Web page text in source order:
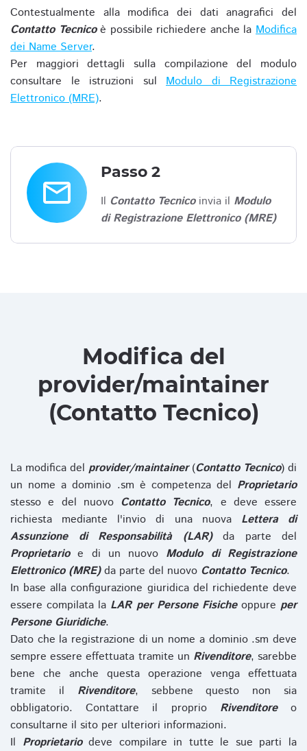
Contestualmente alla modifica dei dati anagrafici del
Contatto Tecnicoè possibile richiedere anche laModifica
dei Name Server.
Per maggiori dettagli sulla compilazione del modulo
consultare le istruzioni sul Modulo di Registrazione
Elettronico (MRE).
email
Passo 2
Il Contatto Tecnicoinvia il Modulo
di Registrazione Elettronico (MRE)
Modifica del
provider/maintainer
(Contatto Tecnico)
La modifica del provider/maintainer(Contatto Tecnico) di
un nome a dominio .sm è competenza del Proprietario
stesso e del nuovo Contatto Tecnico, e deve essere
richiesta mediante l'invio di una nuova Lettera di
Assunzione di Responsabilità (LAR)da parte del
Proprietarioe di un nuovo Modulo di Registrazione
Elettronico (MRE)da parte del nuovo Contatto Tecnico.
In base alla configurazione giuridica del richiedente deve
essere compilata la LAR per Persone Fisicheoppure per
Persone Giuridiche.
Dato che la registrazione di un nome a dominio .sm deve
sempre essere effettuata tramite un Rivenditore, sarebbe
bene che anche questa operazione venga effettuata
tramite il Rivenditore, sebbene questo non sia
obbligatorio. Contattare il proprio Rivenditoreo
consultarne il sito per ulteriori informazioni.
Il Proprietariodeve compilare in tutte le sue parti la